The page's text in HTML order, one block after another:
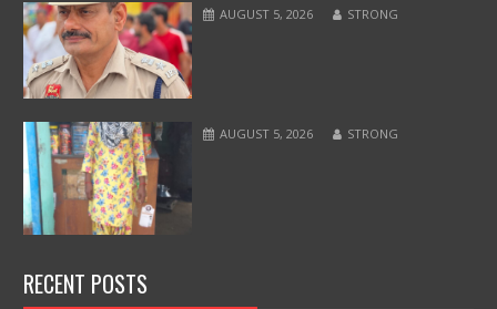
AUGUST 5, 2026 STRONG
AUGUST 5, 2026 STRONG
RECENT POSTS